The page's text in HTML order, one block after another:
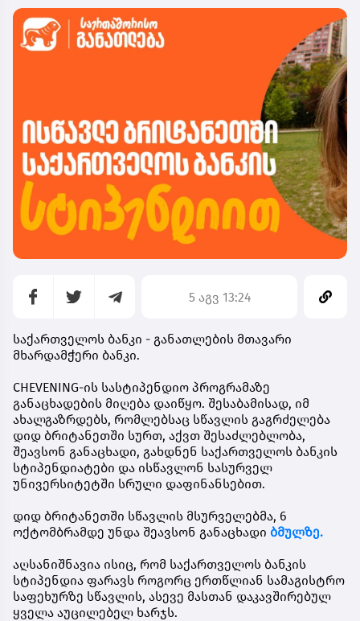
5 აგვ 13:24
საქართველოს ბანკი - განათლების მთავარი
მხარდამჭერი ბანკი.
CHEVENING-ის სასტიპენდიო პროგრამაზე
განაცხადების მიღება დაიწყო. შესაბამისად, იმ
ახალგაზრდებს, რომლებსაც სწავლის გაგრძელება
დიდ ბრიტანეთში სურთ, აქვთ შესაძლებლობა,
შეავსონ განაცხადი, გახდნენ საქართველოს ბანკის
სტიპენდიატები და ისწავლონ სასურველ
უნივერსიტეტში სრული დაფინანსებით.
დიდ ბრიტანეთში სწავლის მსურველებმა, 6
ოქტომბრამდე უნდა შეავსონ განაცხადი ბმულზე.
აღსანიშნავია ისიც, რომ საქართველოს ბანკის
სტიპენდია ფარავს როგორც ერთწლიან სამაგისტრო
საფეხურზე სწავლის, ასევე მასთან დაკავშირებულ
ყველა აუცილებელ ხარჯს.